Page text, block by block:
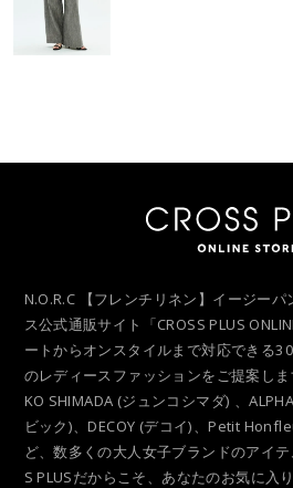
N.O.R.C 【フレンチリネン】イージー
ス公式通販サイト「CROSS PLUS
ートからオンスタイルまで対応できる
のレディースファッションをご提案しま
KO SHIMADA (ジュンコシマダ) 、
ビック)、DECOY (デコイ)、Petit
ど、数多くの大人女子ブランドのアイ
S PLUSだからこそ、あなたのお気に入